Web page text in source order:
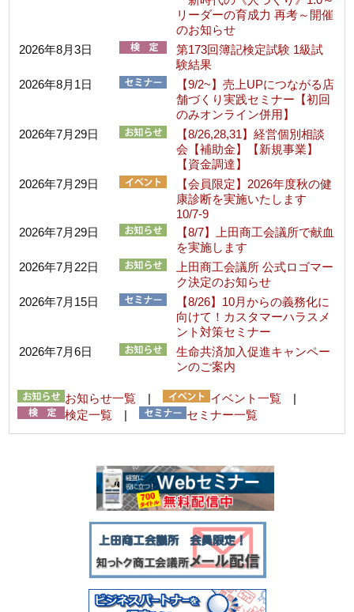
リーダーの育成力 再考～開催
のお知らせ
2026年8月3日
第173回簿記検定試験 1級試
験結果
2026年8月1日
【9/2~】売上UPにつながる店
舗づくり実践セミナー【初回
のみオンライン併用】
2026年7月29日
【8/26,28,31】経営個別相談
会【補助金】【新規事業】
【資金調達】
2026年7月29日
【会員限定】2026年度秋の健
康診断を実施いたします
10/7-9
2026年7月29日
【8/7】上田商工会議所で献血
を実施します
2026年7月22日
上田商工会議所 公式ロゴマー
ク決定のお知らせ
2026年7月15日
【8/26】10月からの義務化に
向けて！カスタマーハラスメ
ント対策セミナー
2026年7月6日
生命共済加入促進キャンペー
ンのご案内
お知らせ一覧 | イベント一覧 |
検定一覧 | セミナー一覧